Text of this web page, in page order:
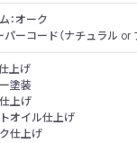
：オーク
パーコード（ナチュラル or
上げ
塗装
上げ
オイル仕上げ
仕上げ